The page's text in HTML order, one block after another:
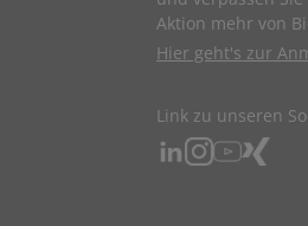
Aktion mehr von
Hier geht's zur
Link zu unseren